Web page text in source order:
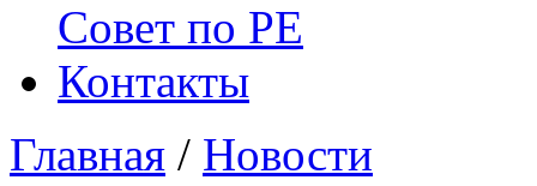
Совет по РЕ
Контакты
Главная / Новости